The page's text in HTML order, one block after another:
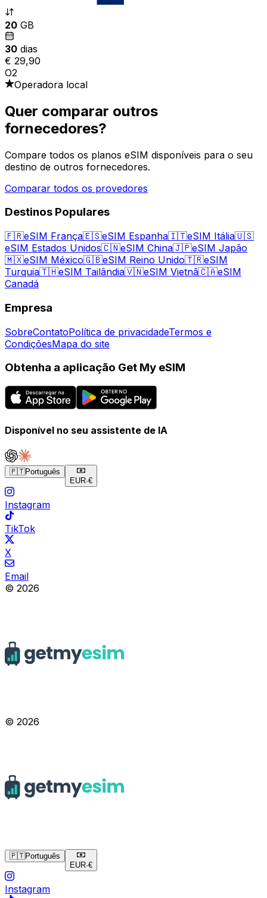
20 GB
30 dias
€ 29,90
O2
Operadora local
Quer comparar outros
fornecedores?
Compare todos os planos eSIM disponíveis para o seu
destino de outros fornecedores.
Comparar todos os provedores
Destinos Populares
🇫🇷eSIM França🇪🇸eSIM Espanha🇮🇹eSIM Itália🇺🇸
eSIM Estados Unidos🇨🇳eSIM China🇯🇵eSIM Japão
🇲🇽eSIM México🇬🇧eSIM Reino Unido🇹🇷eSIM
Turquia🇹🇭eSIM Tailândia🇻🇳eSIM Vietnã🇨🇦eSIM
Canadá
Empresa
SobreContatoPolítica de privacidadeTermos e
CondiçõesMapa do site
Obtenha a aplicação Get My eSIM
Disponível no seu assistente de IA
🇵🇹Português
EUR·€
Instagram
TikTok
X
Email
© 2026
© 2026
🇵🇹Português
EUR·€
Instagram